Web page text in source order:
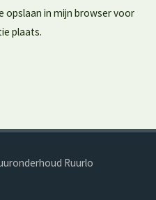
opslaan in mijn browser voor
plaats.
Ruurlo